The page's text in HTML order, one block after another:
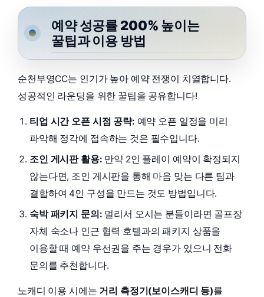
예약 성공률 200% 높이는
꿀팁과 이용 방법
순천부영CC는 인기가 높아 예약 전쟁이 치열합니다.
성공적인 라운딩을 위한 꿀팁을 공유합니다!
티업 시간 오픈 시점 공략: 예약 오픈 일정을 미리
파악해 정각에 접속하는 것은 필수입니다.
조인 게시판 활용: 만약 2인 플레이 예약이 확정되지
않는다면, 조인 게시판을 통해 마음 맞는 다른 팀과
결합하여 4인 구성을 만드는 것도 방법입니다.
숙박 패키지 문의: 멀리서 오시는 분들이라면 골프장
자체 숙소나 인근 협력 호텔과의 패키지 상품을
이용할 때 예약 우선권을 주는 경우가 있으니 전화
문의를 추천합니다.
노캐디 이용 시에는 거리 측정기(보이스캐디 등)를